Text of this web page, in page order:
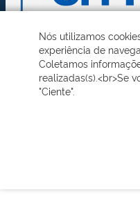
Nós utilizamos
experiência de
Coletamos
realizadas(s).<br>Se
"Ciente".